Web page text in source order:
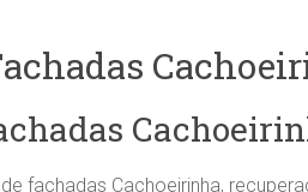
fachadas Cachoeirinha,